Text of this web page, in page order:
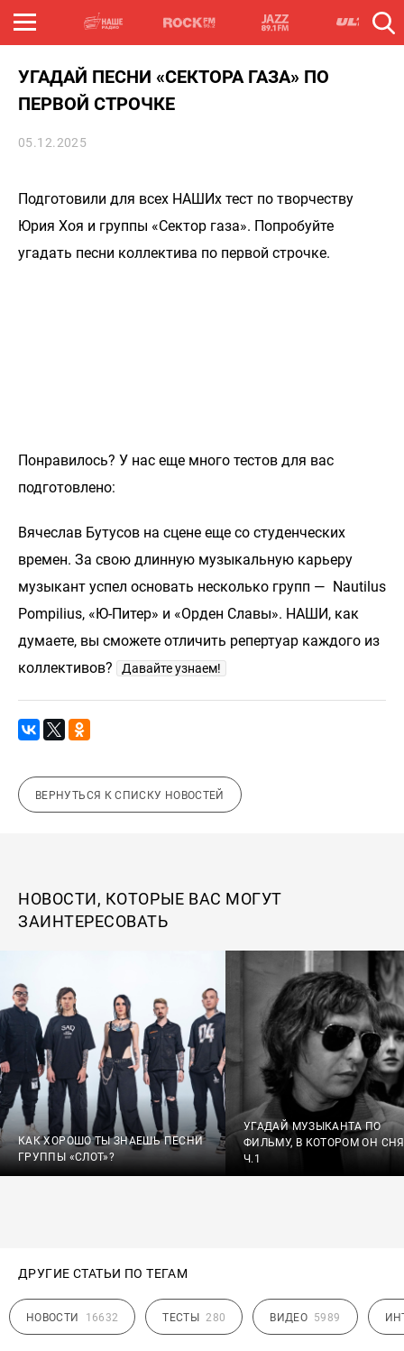
УГАДАЙ ПЕСНИ «СЕКТОРА ГАЗА» ПО
ПЕРВОЙ СТРОЧКЕ
05.12.2025
Подготовили для всех НАШИх тест по творчеству
Юрия Хоя и группы «Сектор газа». Попробуйте
угадать песни коллектива по первой строчке.
Понравилось? У нас еще много тестов для вас
подготовлено:
Вячеслав Бутусов на сцене еще со студенческих
времен. За свою длинную музыкальную карьеру
музыкант успел основать несколько групп — Nautilus
Pompilius, «Ю-Питер» и «Орден Славы». НАШИ, как
думаете, вы сможете отличить репертуар каждого из
коллективов?
Давайте узнаем!
ВЕРНУТЬСЯ К СПИСКУ НОВОСТЕЙ
НОВОСТИ, КОТОРЫЕ ВАС МОГУТ
ЗАИНТЕРЕСОВАТЬ
КАК ХОРОШО ТЫ ЗНАЕШЬ ПЕСНИ
ГРУППЫ «СЛОТ»?
УГАДАЙ МУЗЫКАНТА ПО
ФИЛЬМУ, В КОТОРОМ ОН
Ч.1
ДРУГИЕ СТАТЬИ ПО ТЕГАМ
НОВОСТИ 16632 ТЕСТЫ 280 ВИДЕО 5989